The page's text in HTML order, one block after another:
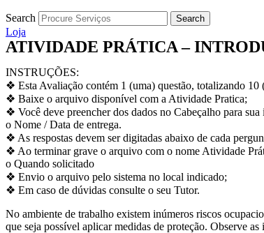
Search Search
Loja
ATIVIDADE PRÁTICA –
INSTRUÇÕES:
❖ Esta Avaliação contém 1 (uma) questão, totalizando 10
❖ Baixe o arquivo disponível com a Atividade Pratica;
❖ Você deve preencher dos dados no Cabeçalho para sua
o Nome / Data de entrega.
❖ As respostas devem ser digitadas abaixo de cada
❖ Ao terminar grave o arquivo com o nome Atividade
o Quando solicitado
❖ Envio o arquivo pelo sistema no local indicado;
❖ Em caso de dúvidas consulte o seu Tutor.
No ambiente de trabalho existem inúmeros riscos
que seja possível aplicar medidas de proteção. Observe